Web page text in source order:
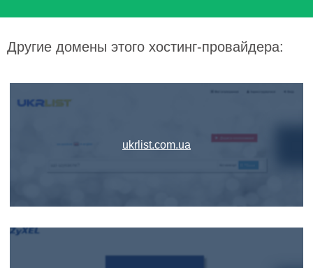
Другие домены этого хостинг-провайдера:
ukrlist.com.ua